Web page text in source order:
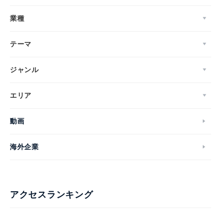
業種
テーマ
ジャンル
エリア
動画
海外企業
アクセスランキング